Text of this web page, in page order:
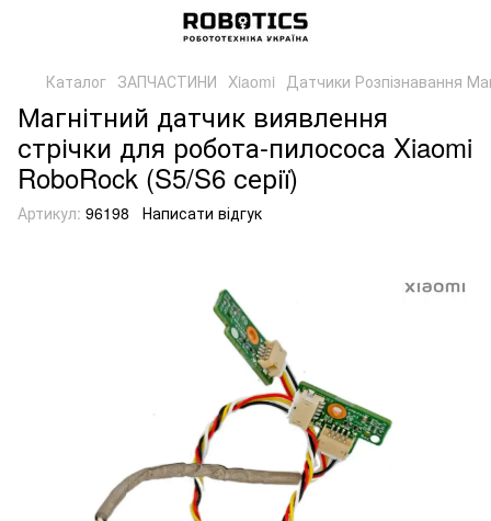
Каталог ЗАПЧАСТИНИ Xiaomi Датчики Розпізнавання
Магнітний датчик виявлення
стрічки для робота-пилососа Xiaomi
RoboRock (S5/S6 серії)
Артикул: 96198 Написати відгук